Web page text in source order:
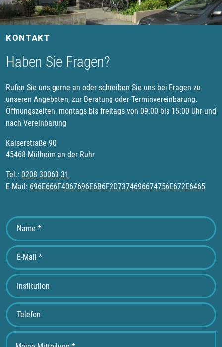
KONTAKT
Haben Sie Fragen?
Rufen Sie uns gerne an oder schreiben Sie uns bei Fragen zu
unseren Angeboten, zur Beratung oder Terminvereinbarung.
Öffnungszeiten: montags bis freitags von 09:00 bis 15:00 Uhr und
nach Vereinbarung
Kaiserstraße 90
45468 Mülheim an der Ruhr
Tel.: 0208 30069-31
E-Mail: 696E666F4067696E6B6F2D7374696674756E672E6465